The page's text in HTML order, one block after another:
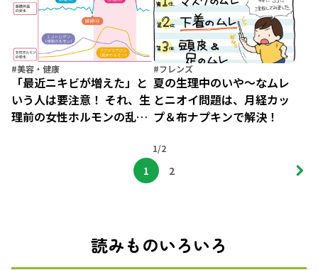
#美容・健康
「最近ニキビが増えた」と
いう人は要注意！ それ、生
理前の女性ホルモンの乱れ
#フレンズ
夏の生理中のいや～なムレ
とニオイ問題は、月経カッ
プ＆布ナプキンで解決！
1/2
1 2
読みものいろいろ